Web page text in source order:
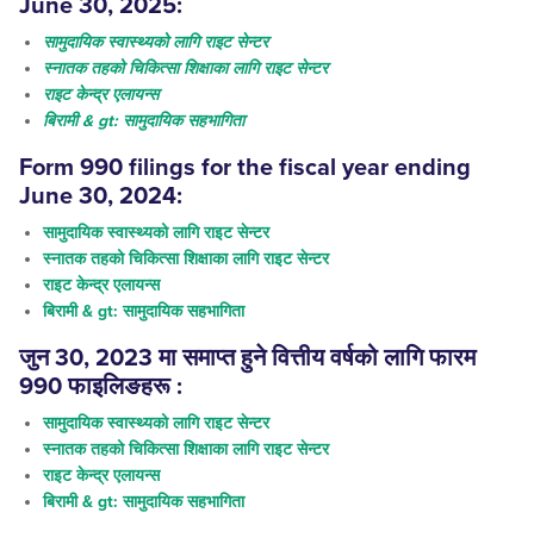
सामुदायिक स्वास्थ्यको लागि राइट सेन्टर
स्नातक तहको चिकित्सा शिक्षाका लागि राइट सेन्टर
राइट केन्द्र एलायन्स
बिरामी & gt: सामुदायिक सहभागिता
Form 990 filings for the fiscal year ending
June 30, 2024:
सामुदायिक स्वास्थ्यको लागि राइट सेन्टर
स्नातक तहको चिकित्सा शिक्षाका लागि राइट सेन्टर
राइट केन्द्र एलायन्स
बिरामी & gt: सामुदायिक सहभागिता
जुन 30, 2023 मा समाप्त हुने वित्तीय वर्षको लागि फारम
990फाइलिङहरू:
सामुदायिक स्वास्थ्यको लागि राइट सेन्टर
स्नातक तहको चिकित्सा शिक्षाका लागि राइट सेन्टर
राइट केन्द्र एलायन्स
बिरामी & gt: सामुदायिक सहभागिता